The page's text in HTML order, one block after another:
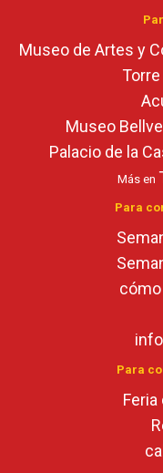
Museo de Artes y
Torre
Museo
Palacio de la
Más en
Para
Para
Feria